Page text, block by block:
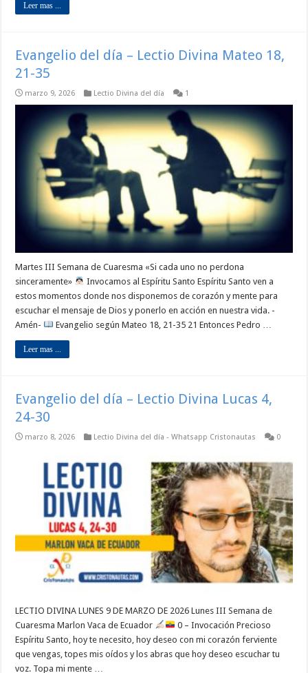
Leer mas ...
Evangelio del día – Lectio Divina Mateo 18,
21-35
marzo 9, 2026 Lectio Divina del día 1
Martes III Semana de Cuaresma «Si cada uno no perdona
sinceramente»
Invocamos al Espíritu Santo Espíritu Santo ven a
estos momentos donde nos disponemos de corazón y mente para
escuchar el mensaje de Dios y ponerlo en acción en nuestra vida. -
Amén-
Evangelio según Mateo 18, 21-35 21 Entonces Pedro …
Leer mas ...
Evangelio del día – Lectio Divina Lucas 4,
24-30
marzo 8, 2026 Lectio Divina del día - Whatsapp Cristonautas 0
LECTIO DIVINA LUNES 9 DE MARZO DE 2026 Lunes III Semana de
Cuaresma Marlon Vaca de Ecuador
0 – Invocación Precioso
Espíritu Santo, hoy te necesito, hoy deseo con mi corazón ferviente
que vengas, topes mis oídos y los abras que hoy deseo escuchar tu
voz. Topa mi mente …